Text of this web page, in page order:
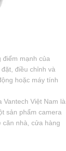
mạnh của
điều chỉnh và
hoặc máy tính
Vantech Việt Nam là
sản phẩm camera
căn nhà, cửa hàng